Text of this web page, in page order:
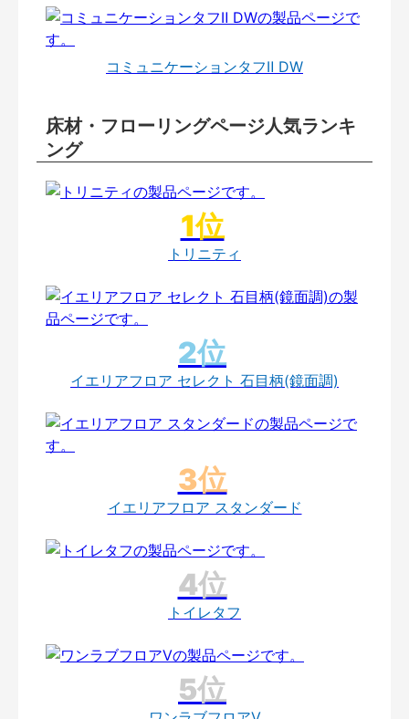
コミュニケーションタフⅡ DW
床材・フローリングページ人気ランキ
ング
トリニティ
イエリアフロア セレクト 石目柄(鏡面調)
イエリアフロア スタンダード
トイレタフ